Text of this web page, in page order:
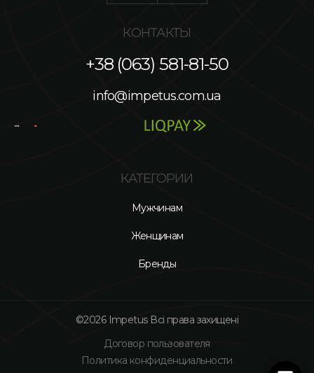
КОНТАКТЫ
+38 (063) 581-81-50
info@impetus.com.ua
КАТЕГОРИИ
Мужчинам
Женщинам
Бренды
©2026 Impetus Всі права захищені
Договор пользователя
Политика конфиденциальности